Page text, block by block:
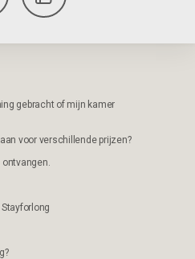
gebracht of mijn kamer
voor verschillende prijzen?